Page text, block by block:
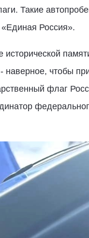
Такие
Россия».
исторической
наверное, чтобы
флаг